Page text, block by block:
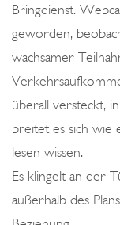
Bringdienst.
geworden,
wachsamer
überall versteckt,
breitet es sich wie
lesen wissen.
Es klingelt an der
außerhalb des